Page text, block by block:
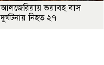
আলজেরিয়ায় ভয়াবহ বাস
দুর্ঘটনায় নিহত ২৭